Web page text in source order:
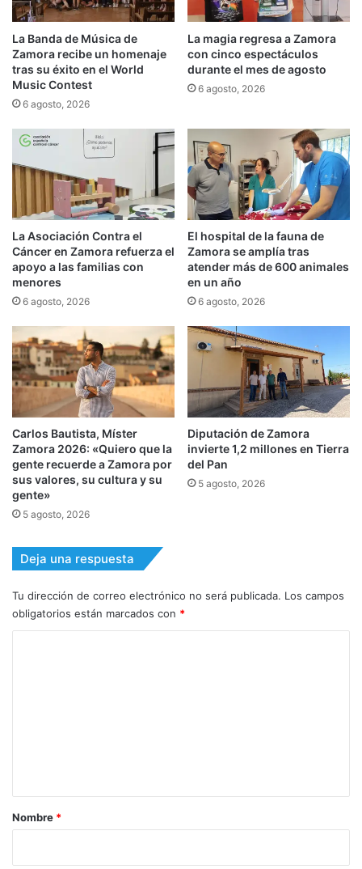
La Banda de Música de
Zamora recibe un homenaje
tras su éxito en el World
Music Contest
6 agosto, 2026
La magia regresa a Zamora
con cinco espectáculos
durante el mes de agosto
6 agosto, 2026
La Asociación Contra el
Cáncer en Zamora refuerza el
apoyo a las familias con
menores
6 agosto, 2026
El hospital de la fauna de
Zamora se amplía tras
atender más de 600 animales
en un año
6 agosto, 2026
Carlos Bautista, Míster
Zamora 2026: «Quiero que la
gente recuerde a Zamora por
sus valores, su cultura y su
gente»
5 agosto, 2026
Diputación de Zamora
invierte 1,2 millones en Tierra
del Pan
5 agosto, 2026
Deja una respuesta
Tu dirección de correo electrónico no será publicada. Los campos
obligatorios están marcados con *
r
Nombre *